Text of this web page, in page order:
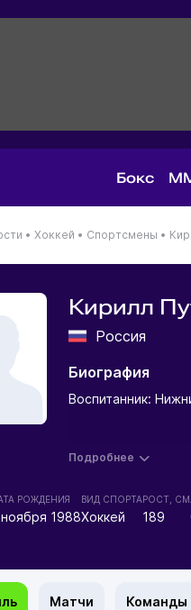
Бокс
• Хоккей • Спортсмены •
Кирилл
Россия
Биография
Воспитанник:
Подробнее
РОЖДЕНИЯ
ноября 1988
ВИД СПОРТА
Хоккей
РОСТ, СМ
189
Матчи Команды